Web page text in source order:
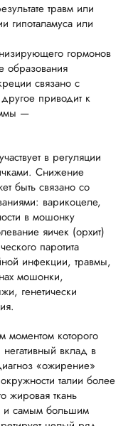
травм или
гипоталамуса или
гормонов
образования
связано с
приводит к
—
в регуляции
Снижение
быть связано со
варикоцеле,
в мошонку
яичек (орхит)
паротита
инфекции, травмы,
мошонки,
генетически
которого
вклад в
«ожирение»
талии более
жировая ткань
и самым большим